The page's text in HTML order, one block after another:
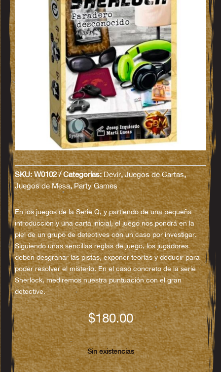
SKU:W0102 Categorías:Devir,Juegos de Cartas,
Juegos de Mesa,Party Games
En los juegos de la Serie Q, y partiendo de una pequeña
introducción y una carta inicial, el juego nos pondrá en la
piel de un grupo de detectives con un caso por investigar.
Siguiendo unas sencillas reglas de juego, los jugadores
deben desgranar las pistas, exponer teorías y deducir para
poder resolver el misterio. En el caso concreto de la serie
Sherlock, mediremos nuestra puntuación con el gran
detective.
$180.00
Sin existencias